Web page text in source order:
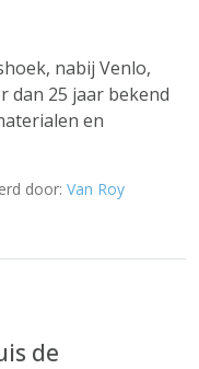
nabij Venlo,
dan 25 jaar bekend
en
door: Van Roy
de